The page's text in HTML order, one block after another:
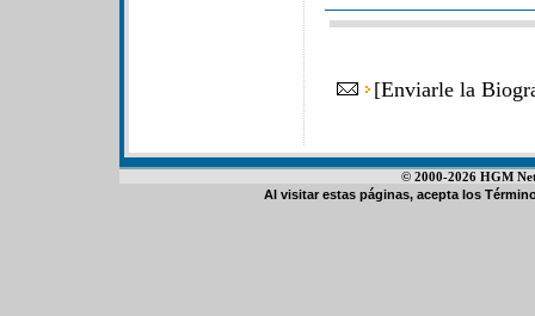
[Enviarle la
© 2000-2026 HGM
Al visitar estas páginas, acepta los